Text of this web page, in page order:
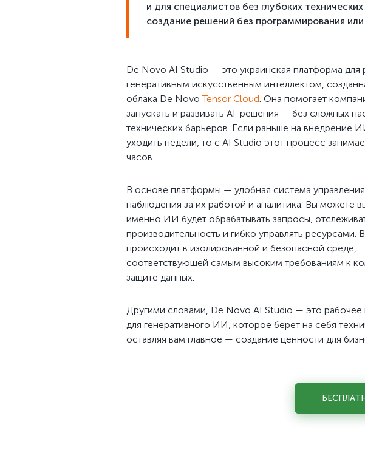
и для специалистов без глубоких
создание решений без программирования
De Novo AI Studio — это украинская платформа для
генеративным искусственным интеллектом,
облака De NovoTensor Cloud. Она помогает
запускать и развивать AI-решения — без сложных
технических барьеров. Если раньше на внедрение
уходить недели, то с AI Studio этот процесс
часов.
В основе платформы — удобная система
наблюдения за их работой и аналитика. Вы можете
именно ИИ будет обрабатывать запросы,
производительность и гибко управлять ресурсами.
происходит в изолированной и безопасной среде,
соответствующей самым высоким требованиям к
защите данных.
Другими словами, De Novo AI Studio — это рабочее
для генеративного ИИ, которое берет на себя
оставляя вам главное — создание ценности для